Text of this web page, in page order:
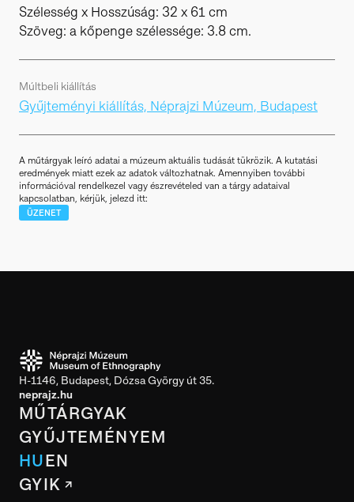
Szélesség x Hosszúság: 32 x 61 cm
Szöveg: a kőpenge szélessége: 3.8 cm.
Múltbeli kiállítás
Gyűjteményi kiállítás, Néprajzi Múzeum, Budapest
A műtárgyak leíró adatai a múzeum aktuális tudását tükrözik. A kutatási
eredmények miatt ezek az adatok változhatnak. Amennyiben további
információval rendelkezel vagy észrevételed van a tárgy adataival
kapcsolatban, kérjük, jelezd itt:
ÜZENET
H-1146, Budapest, Dózsa György út 35.
neprajz.hu
MŰTÁRGYAK
GYŰJTEMÉNYEM
HUEN
GYIK